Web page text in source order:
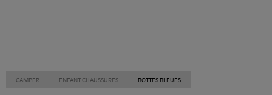
CAMPER ENFANT CHAUSSURES BOTTES BLEUES